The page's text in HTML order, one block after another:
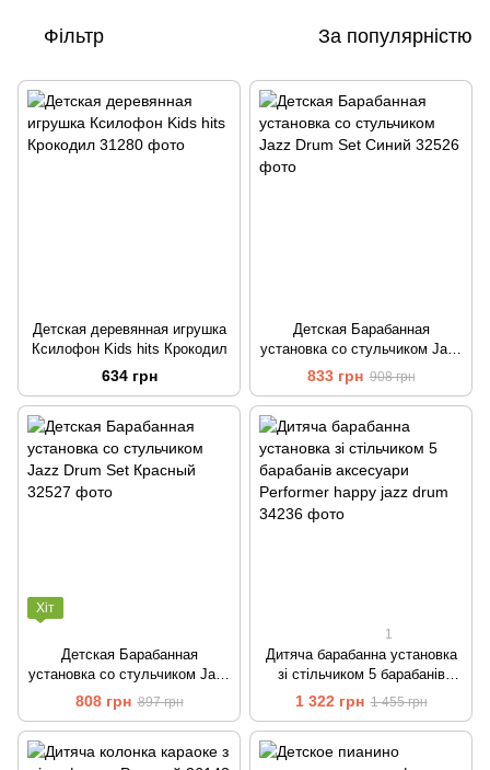
Фільтр За популярністю
Детская деревянная игрушка
Ксилофон Kids hits Крокодил
634 грн
Детская Барабанная
установка со стульчиком Jazz
Drum Set Синий
833 грн 908 грн
Хіт
Детская Барабанная
установка со стульчиком Jazz
Drum Set Красный
808 грн 897 грн
1
Дитяча барабанна установка
зі стільчиком 5 барабанів
аксесуари Performer happy
jazz drum
1 322 грн 1 455 грн